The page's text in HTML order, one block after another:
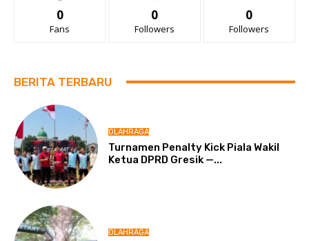
0
Fans
0
Followers
0
Followers
BERITA TERBARU
OLAHRAGA
Turnamen Penalty Kick Piala Wakil
Ketua DPRD Gresik —...
OLAHRAGA